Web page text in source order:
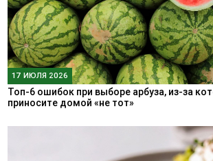
17 ИЮЛЯ 2026
Топ-6 ошибок при выборе арбуза, из-за
приносите домой «не тот»